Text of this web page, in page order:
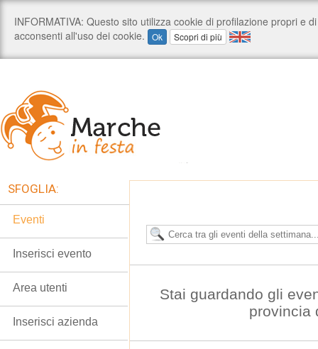
Stai guardando gli
provincia
SFOGLIA:
Eventi
Inserisci evento
Area utenti
Inserisci azienda